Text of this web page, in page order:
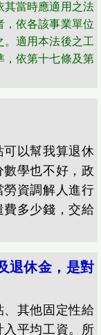
其當時應適用之法
，依各該事業單位
。適用本法後之工
，依第十七條及第
以幫我算退休
學也不好，政
資調解人進行
費多少錢，交給
退休金，是對
其他固定性給
平均工資。所